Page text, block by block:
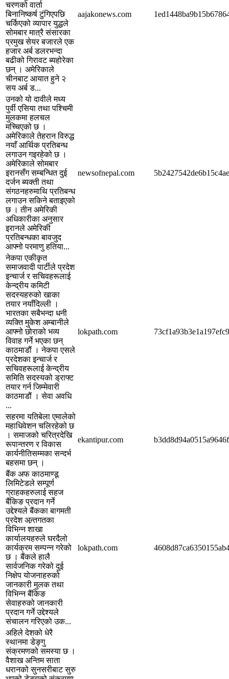
चरणको वार्ता
बिनानिष्कर्ष टुंगिएपछि
चर्किएको व्यापार युद्धले
सोमबार मात्रै संसारका
प्रमुख सेयर बजारले एक
हजार अर्ब डलरभन्दा
बढीको गिरावट ब्यहोरेका
छन् । अमेरिकाले
चीनबाट आयात हुने २
सय अर्ब ड...
aajakonews.com
उनको यो दावीले मध्य
पुर्वी एसिया तथा पश्चिमी
मुलकमा हलचल
मच्चिएको छ ।
अमेरिकाले तेहरान विरुद्ध
नयाँ आर्थिक प्रतिबन्ध
लगाउन गइरहेको छ ।
अमेरिकाले सोमबार
इरानसँग सम्बन्धित दुई
दर्जन ब्यक्ती तथा
संगठनहरुमाथि प्रतिबन्ध
लगाउन सकिने बताइएको
छ । तीन अमेरिकी
अधिकारीका अनुसार
इरानले अमेरिकी
प्रतिबन्धका बावजुद
आफ्नो परमाणु हतिया...
newsofnepal.com
नेकपा एकीकृत
समाजवादी पार्टीले प्रदेश
इन्चार्ज र सचिवहरूलाई
केन्द्रीय कमिटी
सदस्यहरुको खाका
तयार नयाँदिल्ली ।
भारतका सबैभन्दा धनी
व्यक्ति मुकेश अम्बानीले
आफ्नो छोराको भव्य
विवाह गर्ने भएका छन्
काठमाडौं । नेकपा एसले
प्रदेशका इन्चार्ज र
सचिवहरूलाई केन्द्रीय
समिति सदस्यको ड्राफ्ट
तयार गर्न जिम्मेवारी
काठमाडौं । सेवा अवधि
...
lokpath.com
सहरमा यतिबेला एमालेको
महाधिवेशन चलिरहेको छ
। समाजको चरित्रदेखि
रूपान्तरण र विकास
कार्यनीतिसम्मका सन्दर्भ
बहसमा छन् ।
ekantipur.com
बैंक अफ काठमाण्डू
लिमिटेडले सम्पूर्ण
ग्राहकहरुलाई सहज
बैंकिङ प्रदान गर्ने
उद्देश्यले बैंकका बागमती
प्रदेश अन्र्तगतका
विभिन्न शाखा
कार्यालयहरुले घरदैलो
कार्यक्रम सम्पन्न गरेको
छ । बैंकले हालै
सार्वजनिक गरेको दुई
निक्षेप योजनाहरुको
जानकारी मुलक तथा
विभिन्न बैंकिङ
सेवाहरुको जानकारी
प्रदान गर्ने उद्देश्यले
संचालन गरिएको उक...
lokpath.com
अहिले देशको धेरै
स्थानमा डेङ्गु
संक्रमणको समस्या छ ।
वैशाख अन्तिम साता
धरानको सुनसरीबाट सुरु